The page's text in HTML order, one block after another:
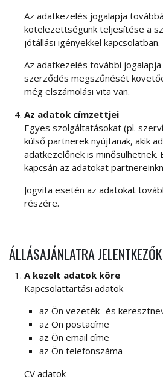
Az adatkezelés jogalapja
kötelezettségünk teljesítése a
jótállási igényekkel kapcsolatban.
Az adatkezelés további
szerződés megszűnését
még elszámolási vita van.
Az adatok címzettjei
Egyes szolgáltatásokat (pl.
külső partnerek nyújtanak, akik
adatkezelőnek is minősülhetnek.
kapcsán az adatokat
Jogvita esetén az adatokat
részére.
ÁLLÁSAJÁNLATRA JELENTKEZŐK
A kezelt adatok köre
Kapcsolattartási adatok
az Ön vezeték- és
az Ön postacíme
az Ön email címe
az Ön telefonszáma
CV adatok